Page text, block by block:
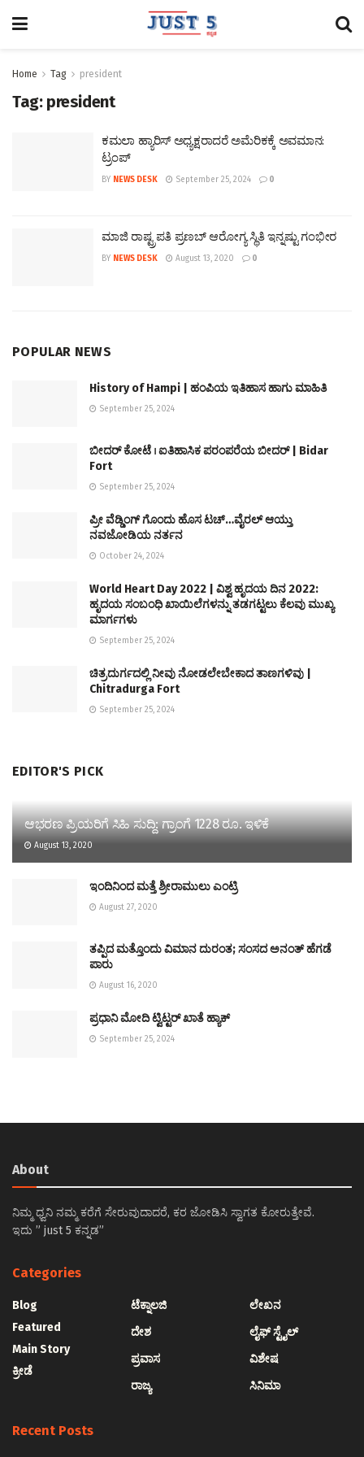
Home Tag president
Tag: president
ಕಮಲಾ ಹ್ಯಾರಿಸ್‌ ಅಧ್ಯಕ್ಷರಾದರೆ ಅಮೆರಿಕಕ್ಕೆ ಅವಮಾನ:
ಟ್ರಂಪ್‌
BY NEWS DESK September 25, 2024 0
ಮಾಜಿ ರಾಷ್ಟ್ರಪತಿ ಪ್ರಣಬ್ ಆರೋಗ್ಯ ಸ್ಥಿತಿ ಇನ್ನಷ್ಟು ಗಂಭೀರ
BY NEWS DESK August 13, 2020 0
POPULAR NEWS
History of Hampi | ಹಂಪಿಯ ಇತಿಹಾಸ ಹಾಗು ಮಾಹಿತಿ
September 25, 2024
ಬೀದರ್ ಕೋಟೆ । ಐತಿಹಾಸಿಕ ಪರಂಪರೆಯ ಬೀದರ್ | Bidar
Fort
September 25, 2024
ಪ್ರೀ ವೆಡ್ಡಿಂಗ್ ಗೊಂದು ಹೊಸ ಟಚ್…ವೈರಲ್ ಆಯ್ತು
ನವಜೋಡಿಯ ನರ್ತನ
October 24, 2024
World Heart Day 2022 | ವಿಶ್ವ ಹೃದಯ ದಿನ 2022:
ಹೃದಯ ಸಂಬಂಧಿ ಖಾಯಿಲೆಗಳನ್ನು ತಡಗಟ್ಟಲು ಕೆಲವು ಮುಖ್ಯ
ಮಾರ್ಗಗಳು
September 25, 2024
ಚಿತ್ರದುರ್ಗದಲ್ಲಿ ನೀವು ನೋಡಲೇಬೇಕಾದ ತಾಣಗಳಿವು |
Chitradurga Fort
September 25, 2024
EDITOR'S PICK
ಆಭರಣ ಪ್ರಿಯರಿಗೆ ಸಿಹಿ ಸುದ್ದಿ: ಗ್ರಾಂಗೆ 1228 ರೂ. ಇಳಿಕೆ
August 13, 2020
ಇಂದಿನಿಂದ ಮತ್ತೆ ಶ್ರೀರಾಮುಲು ಎಂಟ್ರಿ
August 27, 2020
ತಪ್ಪಿದ ಮತ್ತೊಂದು ವಿಮಾನ ದುರಂತ; ಸಂಸದ ಅನಂತ್ ಹೆಗಡೆ
ಪಾರು
August 16, 2020
ಪ್ರಧಾನಿ ಮೋದಿ ಟ್ವಿಟ್ಟರ್‌ ಖಾತೆ ಹ್ಯಾಕ್‌
September 25, 2024
About
ನಿಮ್ಮ ಧ್ವನಿ ನಮ್ಮ ಕರೆಗೆ ಸೇರುವುದಾದರೆ, ಕರ ಜೋಡಿಸಿ ಸ್ವಾಗತ ಕೋರುತ್ತೇವೆ.
ಇದು ” just 5 ಕನ್ನಡ”
Categories
Blog
Featured
Main Story
ಕ್ರೀಡೆ
ಟೆಕ್ನಾಲಜಿ
ದೇಶ
ಪ್ರವಾಸ
ರಾಜ್ಯ
ಲೇಖನ
ಲೈಫ್ ಸ್ಟೈಲ್
ವಿಶೇಷ
ಸಿನಿಮಾ
Recent Posts